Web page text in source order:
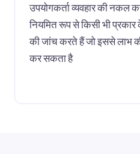
उपयोगकर्ता व्यवहार की नकल
नियमित रूप से किसी भी
की जांच करते हैं जो इससे लाभ
कर सकता है